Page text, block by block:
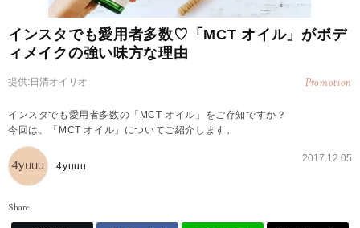
インスタでも愛用者多数♡「MCT オイル」がボデ
ィメイクの強い味方な理由
提供:日清オイリオ Promotion
インスタでも愛用者多数の「MCT オイル」をご存知ですか？
今回は、「MCT オイル」についてご紹介します。
4yuuu
2017.12.05
Share